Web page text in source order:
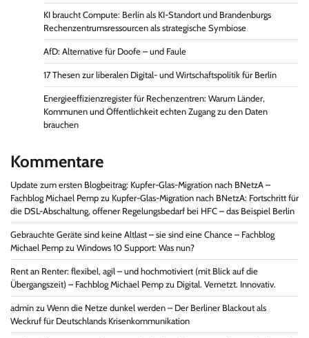
KI braucht Compute: Berlin als KI-Standort und Brandenburgs
Rechenzentrumsressourcen als strategische Symbiose
AfD: Alternative für Doofe – und Faule
17 Thesen zur liberalen Digital- und Wirtschaftspolitik für Berlin
Energieeffizienzregister für Rechenzentren: Warum Länder,
Kommunen und Öffentlichkeit echten Zugang zu den Daten
brauchen
Kommentare
Update zum ersten Blogbeitrag: Kupfer-Glas-Migration nach BNetzA –
Fachblog Michael Pemp zu Kupfer-Glas-Migration nach BNetzA: Fortschritt für
die DSL-Abschaltung, offener Regelungsbedarf bei HFC – das Beispiel Berlin
Gebrauchte Geräte sind keine Altlast – sie sind eine Chance – Fachblog
Michael Pemp zu Windows 10 Support: Was nun?
Rent an Renter: flexibel, agil – und hochmotiviert (mit Blick auf die
Übergangszeit) – Fachblog Michael Pemp zu Digital. Vernetzt. Innovativ.
admin zu Wenn die Netze dunkel werden – Der Berliner Blackout als
Weckruf für Deutschlands Krisenkommunikation